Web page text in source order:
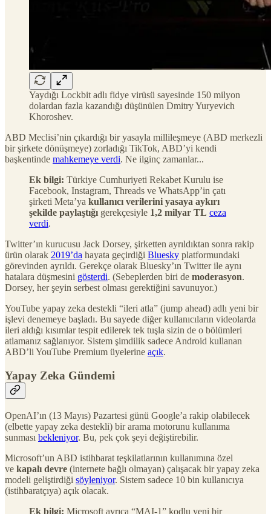
Yaydığı Lockbit adlı fidye virüsü sayesinde 150 milyon
dolardan fazla kazandığı düşünülen Dmitry Yuryevich
Khoroshev.
ABD Meclisi’nin çıkardığı bir yasayla millileşmeye (ABD merkezli
bir şirkete dönüşmeye) zorladığı TikTok, ABD’yi kendi
başkentinde mahkemeye verdi. Ne ilginç zamanlar...
Ek bilgi: Türkiye Cumhuriyeti Rekabet Kurulu ise
Facebook, Instagram, Threads ve WhatsApp’in çatı
şirketi Meta’ya kullanıcı verilerini yasaya aykırı
şekilde paylaştığı gerekçesiyle 1,2 milyar TL ceza
verdi.
Twitter’ın kurucusu Jack Dorsey, şirketten ayrıldıktan sonra rakip
ürün olarak 2019’da hayata geçirdiği Bluesky platformundaki
görevinden ayrıldı. Gerekçe olarak Bluesky’ın Twitter ile aynı
hatalara düşmesini gösterdi. (Sebeplerden biri de moderasyon.
Dorsey, her şeyin serbest olması gerektiğini savunuyor.)
YouTube yapay zeka destekli “ileri atla” (jump ahead) adlı yeni bir
işlevi denemeye başladı. Bu sayede diğer kullanıcıların videolarda
ileri aldığı kısımlar tespit edilerek tek tuşla sizin de o bölümleri
atlamanız sağlanıyor. Sistem şimdilik sadece Android kullanan
ABD’li YouTube Premium üyelerine açık.
Yapay Zeka Gündemi
OpenAI’ın (13 Mayıs) Pazartesi günü Google’a rakip olabilecek
(elbette yapay zeka destekli) bir arama motorunu kullanıma
sunması bekleniyor. Bu, pek çok şeyi değiştirebilir.
Microsoft’un ABD istihbarat teşkilatlarının kullanımına özel
ve kapalı devre (internete bağlı olmayan) çalışacak bir yapay zeka
modeli geliştirdiği söyleniyor. Sistem sadece 10 bin kullanıcıya
(istihbaratçıya) açık olacak.
Ek bilgi: Microsoft ayrıca “MAI-1” kodlu yeni bir